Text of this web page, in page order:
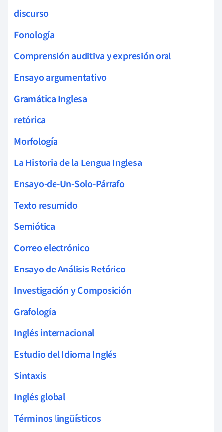
discurso
Fonología
Comprensión auditiva y expresión oral
Ensayo argumentativo
Gramática Inglesa
retórica
Morfología
La Historia de la Lengua Inglesa
Ensayo-de-Un-Solo-Párrafo
Texto resumido
Semiótica
Correo electrónico
Ensayo de Análisis Retórico
Investigación y Composición
Grafología
Inglés internacional
Estudio del Idioma Inglés
Sintaxis
Inglés global
Términos lingüísticos